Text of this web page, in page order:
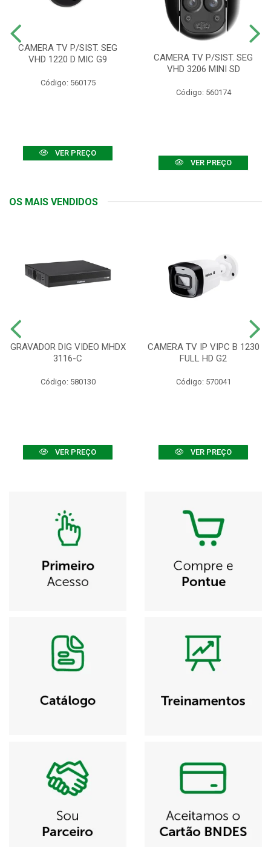
CAMERA TV P/SIST. SEG
VHD 1220 D MIC G9
Código: 560175
VER PREÇO
CAMERA TV P/SIST. SEG
VHD 3206 MINI SD
Código: 560174
VER PREÇO
OS MAIS VENDIDOS
GRAVADOR DIG VIDEO MHDX
3116-C
Código: 580130
VER PREÇO
CAMERA TV IP VIPC B 1230
FULL HD G2
Código: 570041
VER PREÇO